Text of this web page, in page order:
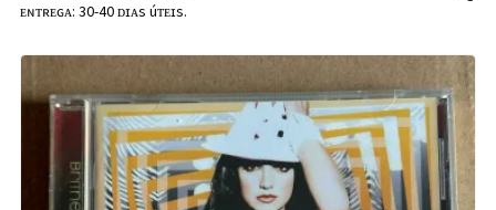
ᴇɴᴛʀᴇɢᴀ: 30-40 ᴅɪᴀs úᴛᴇɪs.